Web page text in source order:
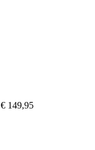
€ 149,95